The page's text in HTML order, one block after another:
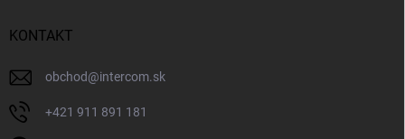
KONTAKT
obchod@intercom.sk
+421 911 891 181